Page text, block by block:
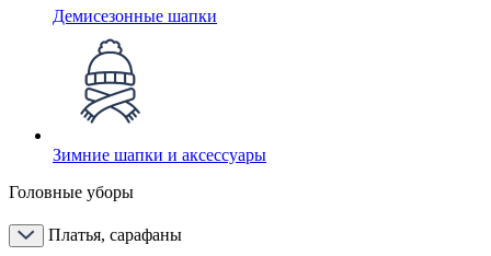
Демисезонные шапки
Зимние шапки и аксессуары
Головные уборы
Платья, сарафаны